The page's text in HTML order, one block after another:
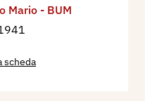
Mario - BUM
scheda